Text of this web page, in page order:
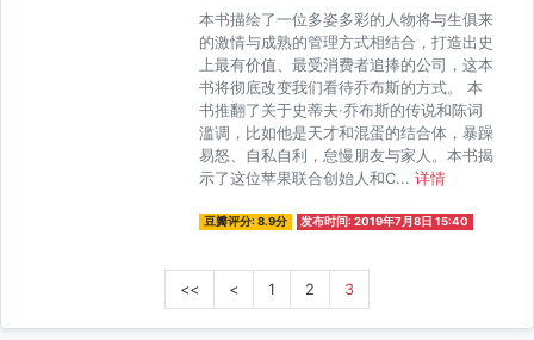
本书描绘了一位多姿多彩的人物将与生俱来
的激情与成熟的管理方式相结合，打造出史
上最有价值、最受消费者追捧的公司，这本
书将彻底改变我们看待乔布斯的方式。 本
书推翻了关于史蒂夫·乔布斯的传说和陈词
滥调，比如他是天才和混蛋的结合体，暴躁
易怒、自私自利，怠慢朋友与家人。本书揭
示了这位苹果联合创始人和C... 详情
豆瓣评分: 8.9分 发布时间: 2019年7月8日 15:40
<< < 1 2 3